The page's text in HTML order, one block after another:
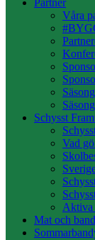
Partner
Våra
Schysst
Vad
Aktiva
Mat och